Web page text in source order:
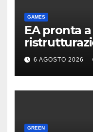
GAMES
EA pronta
alla Borsa?
6 AGOSTO 2026
GREEN